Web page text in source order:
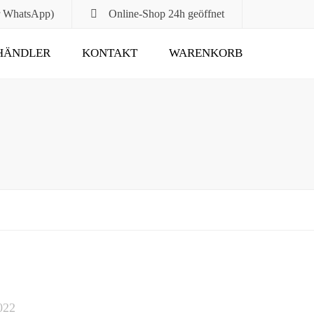
WhatsApp) Online-Shop 24h geöffnet
Submit
KONTAKT WARENKORB